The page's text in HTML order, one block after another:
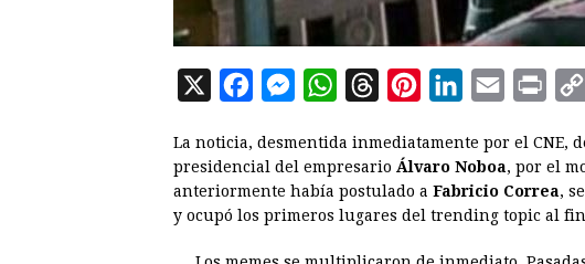
X
c
e
b
M
s
s
e
W
a
t
s
A
r
e
a
n
t
e
r
n
k
e
a
i
l
i
n
t
La noticia, desmentida inmediatamente por el CNE,
presidencial del empresario Álvaro Noboa, por el
anteriormente había postulado a Fabricio Correa,
y ocupó los primeros lugares del trending topic al